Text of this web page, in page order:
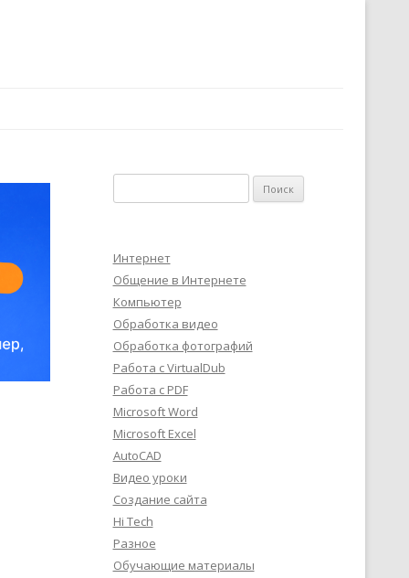
Интернет
Общение в Интернете
Компьютер
Обработка видео
Обработка фотографий
Работа с VirtualDub
Работа с PDF
Microsoft Word
Microsoft Excel
AutoCAD
Видео уроки
Создание сайта
Hi Tech
Разное
Обучающие материалы